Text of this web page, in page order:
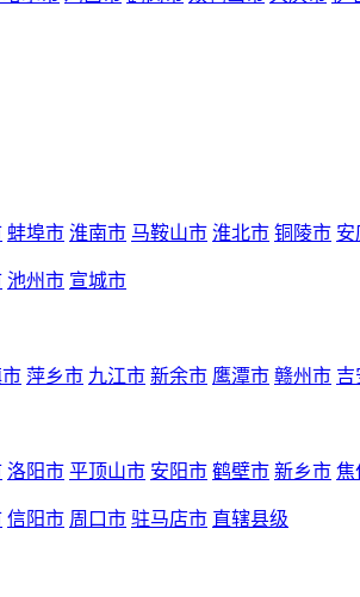
蚌埠市 淮南市 马鞍山市 淮北市 铜陵市 安
池州市 宣城市
萍乡市 九江市 新余市 鹰潭市 赣州市 吉
洛阳市 平顶山市 安阳市 鹤壁市 新乡市 焦
信阳市 周口市 驻马店市 直辖县级